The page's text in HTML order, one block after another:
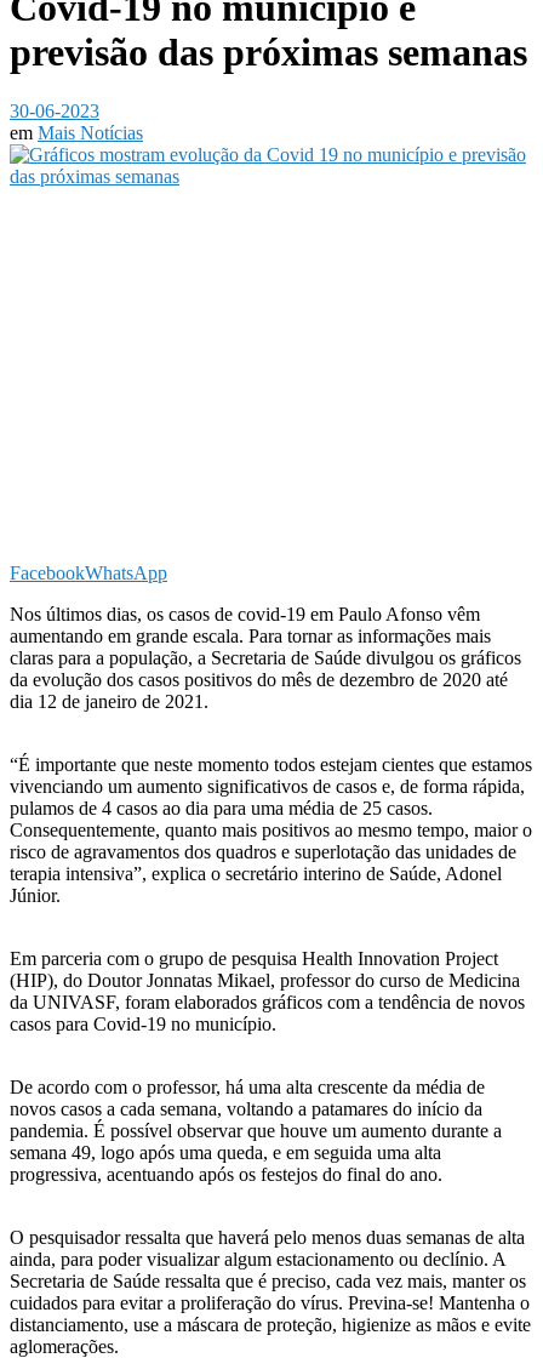
previsão das próximas semanas
30-06-2023
em Mais Notícias
FacebookWhatsApp
Nos últimos dias, os casos de covid-19 em Paulo Afonso vêm
aumentando em grande escala. Para tornar as informações mais
claras para a população, a Secretaria de Saúde divulgou os gráficos
da evolução dos casos positivos do mês de dezembro de 2020 até
dia 12 de janeiro de 2021.
“É importante que neste momento todos estejam cientes que estamos
vivenciando um aumento significativos de casos e, de forma rápida,
pulamos de 4 casos ao dia para uma média de 25 casos.
Consequentemente, quanto mais positivos ao mesmo tempo, maior o
risco de agravamentos dos quadros e superlotação das unidades de
terapia intensiva”, explica o secretário interino de Saúde, Adonel
Júnior.
Em parceria com o grupo de pesquisa Health Innovation Project
(HIP), do Doutor Jonnatas Mikael, professor do curso de Medicina
da UNIVASF, foram elaborados gráficos com a tendência de novos
casos para Covid-19 no município.
De acordo com o professor, há uma alta crescente da média de
novos casos a cada semana, voltando a patamares do início da
pandemia. É possível observar que houve um aumento durante a
semana 49, logo após uma queda, e em seguida uma alta
progressiva, acentuando após os festejos do final do ano.
O pesquisador ressalta que haverá pelo menos duas semanas de alta
ainda, para poder visualizar algum estacionamento ou declínio. A
Secretaria de Saúde ressalta que é preciso, cada vez mais, manter os
cuidados para evitar a proliferação do vírus. Previna-se! Mantenha o
distanciamento, use a máscara de proteção, higienize as mãos e evite
aglomerações.